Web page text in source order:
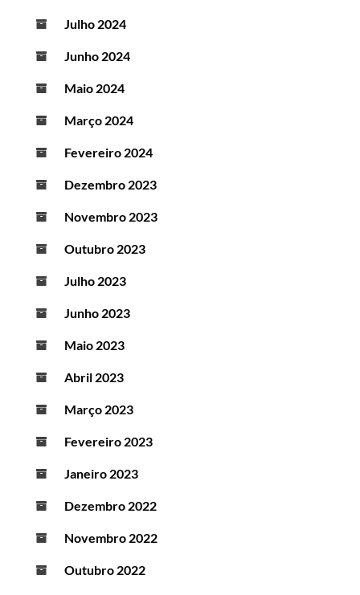
Julho 2024
Junho 2024
Maio 2024
Março 2024
Fevereiro 2024
Dezembro 2023
Novembro 2023
Outubro 2023
Julho 2023
Junho 2023
Maio 2023
Abril 2023
Março 2023
Fevereiro 2023
Janeiro 2023
Dezembro 2022
Novembro 2022
Outubro 2022